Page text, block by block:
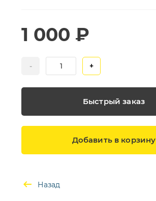
- +
1 000 ₽
Быстрый заказ
Добавить в корзину
Назад